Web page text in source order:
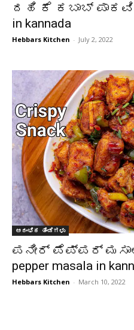
ದಹಿ ಕೆ ಕಬಾಬ್
in kannada
Hebbars Kitchen - July 2, 2022
ಆರಂಭಿಕ ತಿಂಡಿಗಳು
ಪನೀರ್ ಪೆಪ್ಪರ್
pepper masala in
Hebbars Kitchen - March 10, 2022